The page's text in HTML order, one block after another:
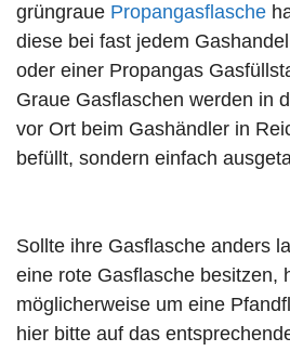
grüngraue Propangasflasche
diese bei fast jedem
oder einer Propangas
Graue Gasflaschen werden in
vor Ort beim Gashändler in
befüllt, sondern einfach
Sollte ihre Gasflasche anders
eine rote Gasflasche besitzen,
möglicherweise um eine
hier bitte auf das